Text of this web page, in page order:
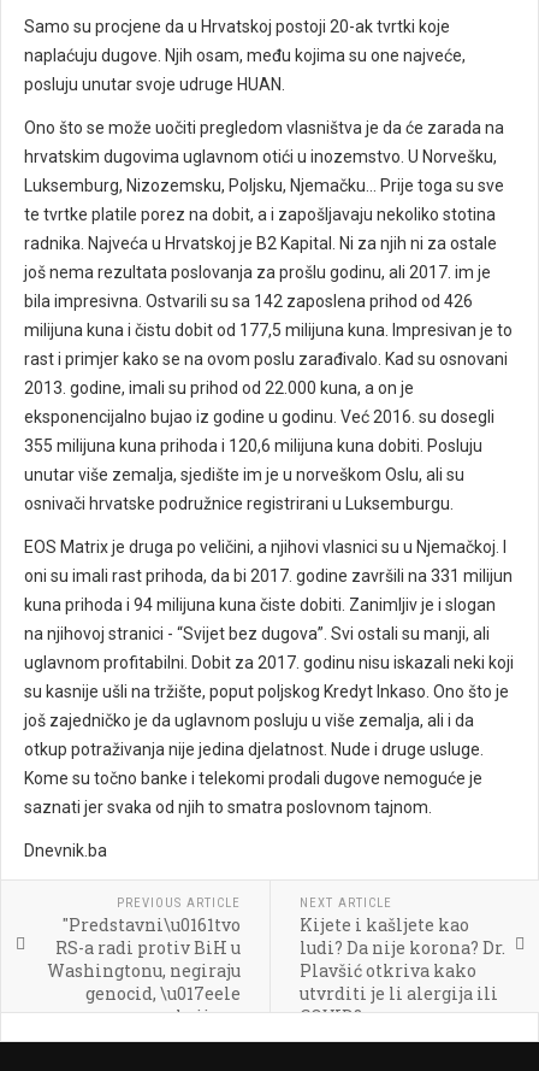
Samo su procjene da u Hrvatskoj postoji 20-ak tvrtki koje
naplaćuju dugove. Njih osam, među kojima su one najveće,
posluju unutar svoje udruge HUAN.
Ono što se može uočiti pregledom vlasništva je da će zarada na
hrvatskim dugovima uglavnom otići u inozemstvo. U Norvešku,
Luksemburg, Nizozemsku, Poljsku, Njemačku... Prije toga su sve
te tvrtke platile porez na dobit, a i zapošljavaju nekoliko stotina
radnika. Najveća u Hrvatskoj je B2 Kapital. Ni za njih ni za ostale
još nema rezultata poslovanja za prošlu godinu, ali 2017. im je
bila impresivna. Ostvarili su sa 142 zaposlena prihod od 426
milijuna kuna i čistu dobit od 177,5 milijuna kuna. Impresivan je to
rast i primjer kako se na ovom poslu zarađivalo. Kad su osnovani
2013. godine, imali su prihod od 22.000 kuna, a on je
eksponencijalno bujao iz godine u godinu. Već 2016. su dosegli
355 milijuna kuna prihoda i 120,6 milijuna kuna dobiti. Posluju
unutar više zemalja, sjedište im je u norveškom Oslu, ali su
osnivači hrvatske podružnice registrirani u Luksemburgu.
EOS Matrix je druga po veličini, a njihovi vlasnici su u Njemačkoj. I
oni su imali rast prihoda, da bi 2017. godine završili na 331 milijun
kuna prihoda i 94 milijuna kuna čiste dobiti. Zanimljiv je i slogan
na njihovoj stranici - “Svijet bez dugova”. Svi ostali su manji, ali
uglavnom profitabilni. Dobit za 2017. godinu nisu iskazali neki koji
su kasnije ušli na tržište, poput poljskog Kredyt Inkaso. Ono što je
još zajedničko je da uglavnom posluju u više zemalja, ali i da
otkup potraživanja nije jedina djelatnost. Nude i druge usluge.
Kome su točno banke i telekomi prodali dugove nemoguće je
saznati jer svaka od njih to smatra poslovnom tajnom.
Dnevnik.ba
PREVIOUS ARTICLE
"Predstavni\u0161tvo
RS-a radi protiv BiH u
Washingtonu, negiraju
genocid, \u017eele
sankcije za
Izetbegovi\u0107a"
NEXT ARTICLE
Kijete i kašljete kao
ludi? Da nije korona? Dr.
Plavšić otkriva kako
utvrditi je li alergija ili
COVID?